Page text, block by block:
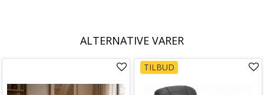
ALTERNATIVE VARER
TILBUD